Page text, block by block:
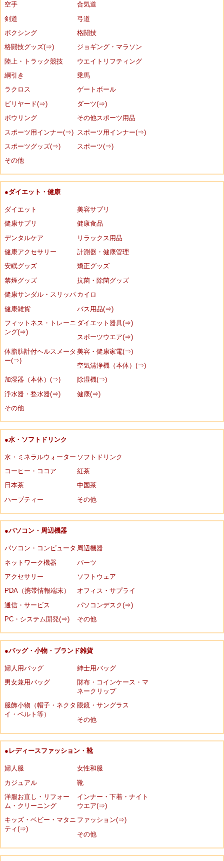
空手
合気道
剣道
弓道
ボクシング
格闘技
格闘技グッズ(⇒)
ジョギング・マラソン
陸上・トラック競技
ウエイトリフティング
綱引き
乗馬
ラクロス
ゲートボール
ビリヤード(⇒)
ダーツ(⇒)
ボウリング
その他スポーツ用品
スポーツ用インナー(⇒)
スポーツ用インナー(⇒)
スポーツグッズ(⇒)
スポーツ(⇒)
その他
●ダイエット・健康
ダイエット
美容サプリ
健康サプリ
健康食品
デンタルケア
リラックス用品
健康アクセサリー
計測器・健康管理
安眠グッズ
矯正グッズ
禁煙グッズ
抗菌・除菌グッズ
健康サンダル・スリッパ カイロ
健康雑貨
バス用品(⇒)
フィットネス・トレーニ
ング(⇒)
ダイエット器具(⇒)
スポーツウエア(⇒)
体脂肪計付ヘルスメータ
ー(⇒)
美容・健康家電(⇒)
空気清浄機（本体）(⇒)
加湿器（本体）(⇒)
除湿機(⇒)
浄水器・整水器(⇒)
健康(⇒)
その他
●水・ソフトドリンク
水・ミネラルウォーター ソフトドリンク
コーヒー・ココア
紅茶
日本茶
中国茶
ハーブティー
その他
●パソコン・周辺機器
パソコン・コンピュータ 周辺機器
ネットワーク機器
パーツ
アクセサリー
ソフトウェア
PDA（携帯情報端末）
オフィス・サプライ
通信・サービス
パソコンデスク(⇒)
PC・システム開発(⇒)
その他
●バッグ・小物・ブランド雑貨
婦人用バッグ
紳士用バッグ
男女兼用バッグ
財布・コインケース・マ
ネークリップ
服飾小物（帽子・ネクタ
イ・ベルト等）
眼鏡・サングラス
その他
●レディースファッション・靴
婦人服
女性和服
カジュアル
靴
洋服お直し・リフォー
ム・クリーニング
インナー・下着・ナイト
ウエア(⇒)
キッズ・ベビー・マタニ
ティ(⇒)
ファッション(⇒)
その他